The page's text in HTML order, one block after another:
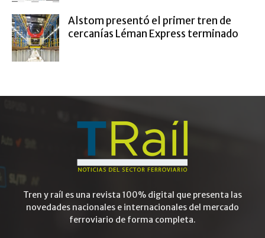
Alstom presentó el primer tren de
cercanías Léman Express terminado
Tren y raíl es una revista 100% digital que presenta las
novedades nacionales e internacionales del mercado
ferroviario de forma completa.